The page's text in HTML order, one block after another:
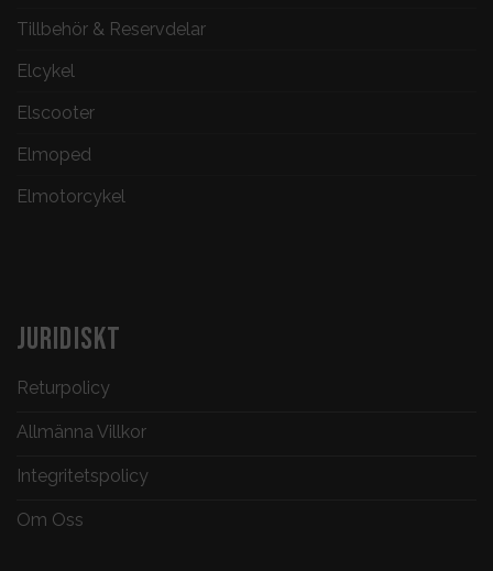
Tillbehör & Reservdelar
Elcykel
Elscooter
Elmoped
Elmotorcykel
JURIDISKT
Returpolicy
Allmänna Villkor
Integritetspolicy
Om Oss